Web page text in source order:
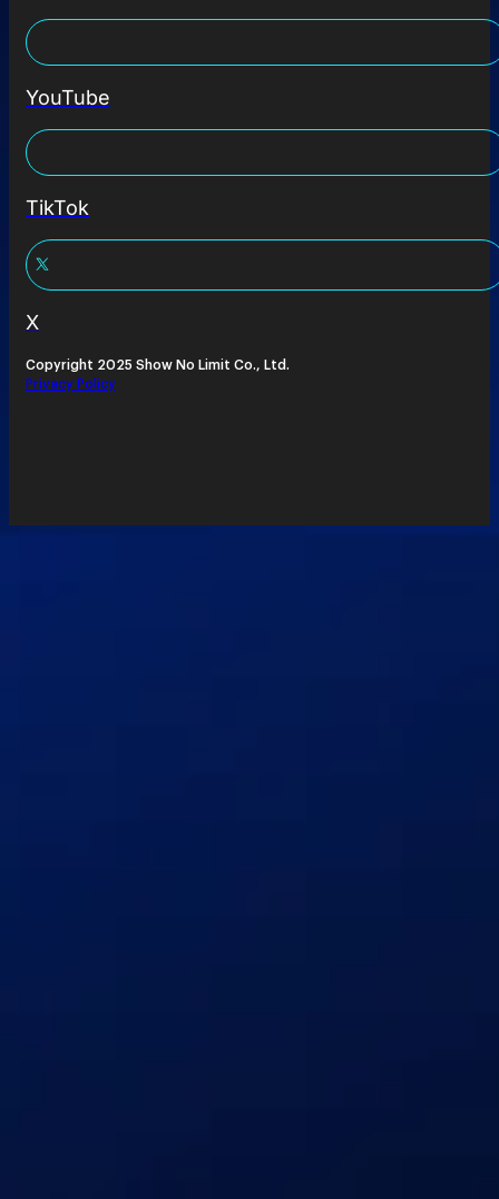
YouTube
TikTok
X
Copyright 2025 Show No Limit Co., Ltd.
Privacy Policy